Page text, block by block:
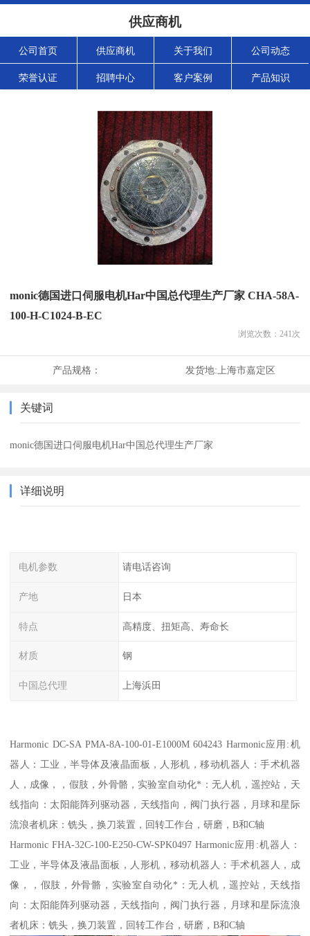
供应商机
公司首页 供应商机 关于我们 公司动态
荣誉认证 招聘中心 客户案例 产品知识
monic德国进口伺服电机Har中国总代理生产厂家 CHA-58A-
100-H-C1024-B-EC
浏览次数： 241次
产品规格： 发货地: 上海市嘉定区
关键词
monic德国进口伺服电机Har中国总代理生产厂家
详细说明
电机参数 请电话咨询
产地 日本
特点 高精度、扭矩高、寿命长
材质 钢
中国总代理 上海浜田
Harmonic DC-SA PMA-8A-100-01-E1000M 604243 Harmonic应用:机
器人：工业，半导体及液晶面板，人形机，移动机器人：手术机器
人，成像，，假肢，外骨骼，实验室自动化*：无人机，遥控站，天
线指向：太阳能阵列驱动器，天线指向，阀门执行器，月球和星际
流浪者机床：铣头，换刀装置，回转工作台，研磨，B和C轴
Harmonic FHA-32C-100-E250-CW-SPK0497 Harmonic应用:机器人：
工业，半导体及液晶面板，人形机，移动机器人：手术机器人，成
像，，假肢，外骨骼，实验室自动化*：无人机，遥控站，天线指
向：太阳能阵列驱动器，天线指向，阀门执行器，月球和星际流浪
者机床：铣头，换刀装置，回转工作台，研磨，B和C轴